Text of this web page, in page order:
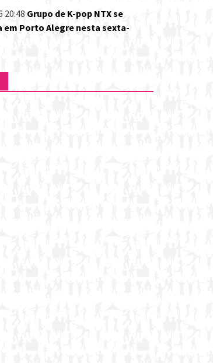
20:48 Grupo de K-pop NTX se
em Porto Alegre nesta sexta-